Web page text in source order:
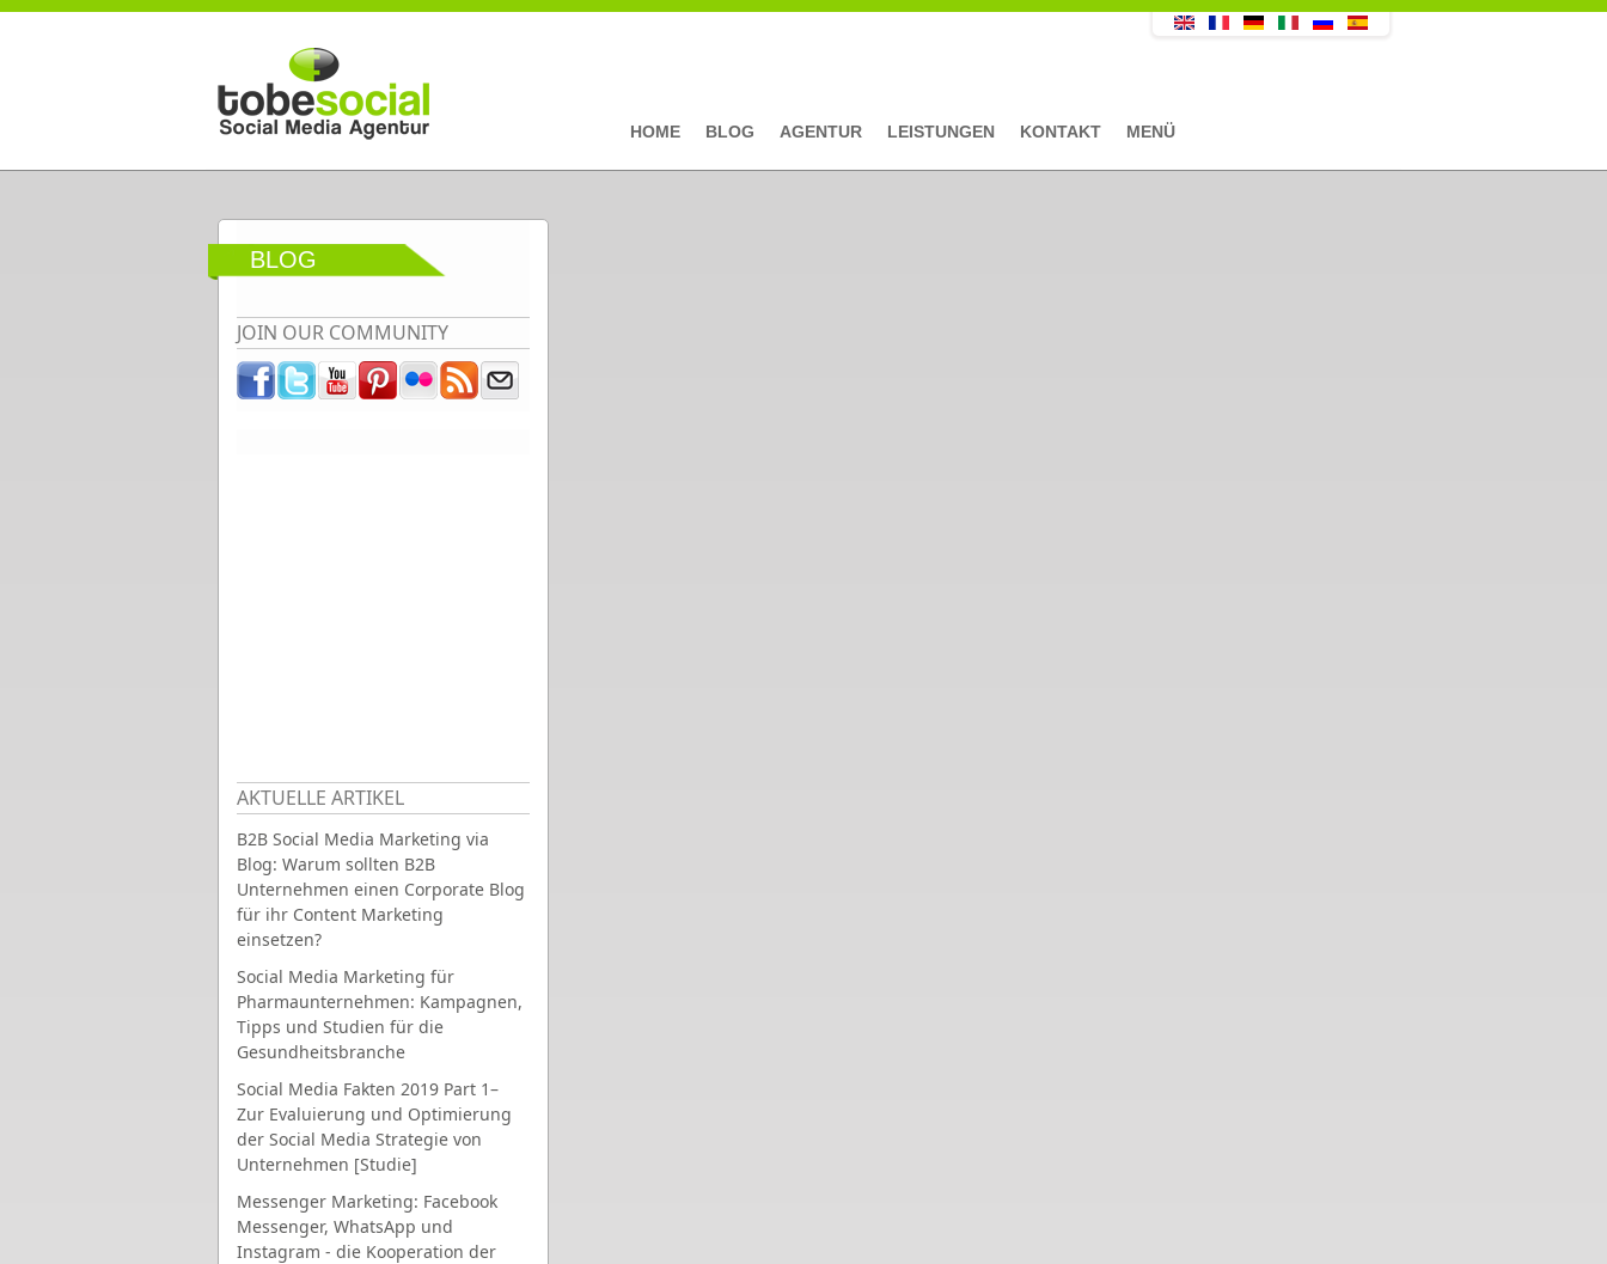
Direkt zum Inhalt
HOME BLOG AGENTUR LEISTUNGEN KONTAKT MENÜ
BLOG
JOIN OUR COMMUNITY
AKTUELLE ARTIKEL
B2B Social Media Marketing via
Blog: Warum sollten B2B
Unternehmen einen Corporate Blog
für ihr Content Marketing
einsetzen?
Social Media Marketing für
Pharmaunternehmen: Kampagnen,
Tipps und Studien für die
Gesundheitsbranche
Social Media Fakten 2019 Part 1–
Zur Evaluierung und Optimierung
der Social Media Strategie von
Unternehmen [Studie]
Messenger Marketing: Facebook
Messenger, WhatsApp und
Instagram - die Kooperation der